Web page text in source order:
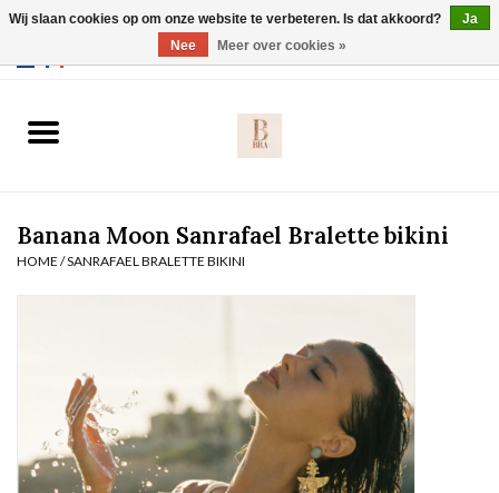
Slip
Homewear
Banana Moon Sanrafael Bralette bikini
HOME /SANRAFAEL BRALETTE BIKINI
Wij slaan cookies op om onze website te verbeteren. Is dat akkoord?
Ja
Nee
Meer over cookies »
Webshop werkt met EU maten. .